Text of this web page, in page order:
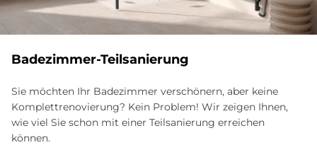
Badezimmer-Teilsanierung
Sie möchten Ihr Badezimmer verschönern, aber keine
Komplettrenovierung? Kein Problem! Wir zeigen Ihnen,
wie viel Sie schon mit einer Teilsanierung erreichen
können.